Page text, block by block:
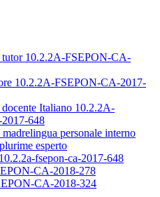
tutor 10.2.2A-FSEPON-CA-
10.2.2A-FSEPON-CA-2017-
Italiano 10.2.2A-
648
personale interno
esperto
fsepon-ca-2017-648
CA-2018-278
CA-2018-324